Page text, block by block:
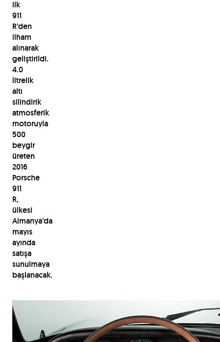
ilk
911
R’den
ilham
alınarak
geliştirildi.
4.0
litrelik
altı
silindirik
atmosferik
motoruyla
500
beygir
üreten
2016
Porsche
911
R,
ülkesi
Almanya’da
mayıs
ayında
satışa
sunulmaya
başlanacak.